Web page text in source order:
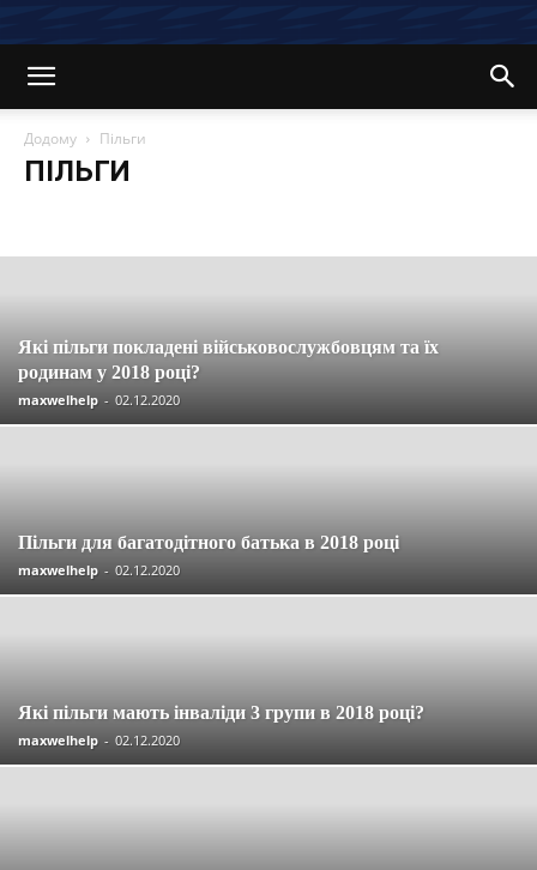
Додому Пільги
ПІЛЬГИ
Які пільги покладені військовослужбовцям та їх
родинам у 2018 році?
maxwelhelp - 02.12.2020
Пільги для багатодітного батька в 2018 році
maxwelhelp - 02.12.2020
Які пільги мають інваліди 3 групи в 2018 році?
maxwelhelp - 02.12.2020